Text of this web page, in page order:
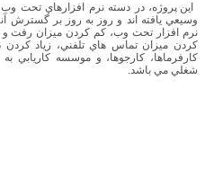
اين پروژه، در دسته نرم افزارهاي تحت
وسيعي يافته اند و روز به روز بر گسترش
نرم افزار تحت وب، كم كردن ميزان رفت و
كردن ميزان تماس هاي تلفني، زياد
كارفرماها، كارجوها، و موسسه كاريابي
شغلي مي باشد.